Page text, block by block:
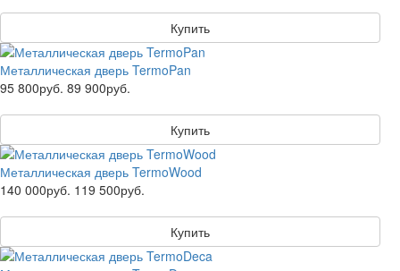
Купить
Металлическая дверь TermoPan
95 800руб. 89 900руб.
Купить
Металлическая дверь TermoWood
140 000руб. 119 500руб.
Купить